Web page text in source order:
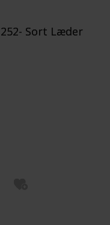
×
Sort Læder